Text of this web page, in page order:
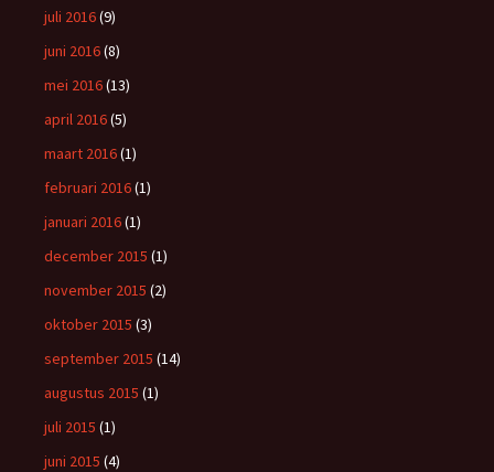
juli 2016(9)
juni 2016(8)
mei 2016(13)
april 2016(5)
maart 2016(1)
februari 2016(1)
januari 2016(1)
december 2015 (1)
november 2015 (2)
oktober 2015 (3)
september 2015 (14)
augustus 2015 (1)
juli 2015 (1)
juni 2015 (4)